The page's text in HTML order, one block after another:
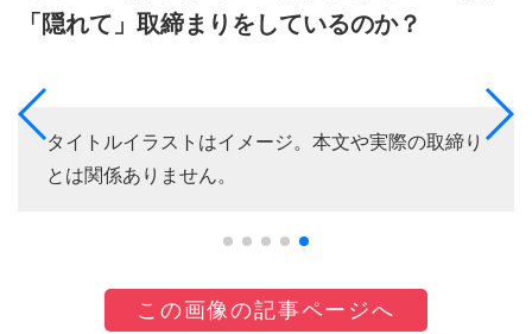
「隠れて」取締まりをしているのか？
タイトルイラストはイメージ。本文や実際の取締り
とは関係ありません。
この画像の記事ページへ